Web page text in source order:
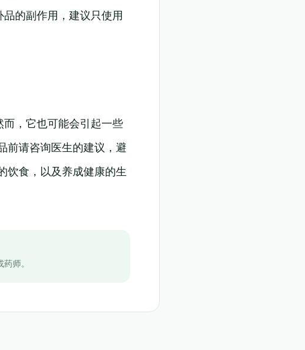
的副作用，建议只使用
，它也可能会引起一些
前请咨询医生的建议，避
饮食，以及养成健康的生
师。